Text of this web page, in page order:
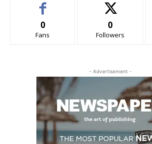
0
Fans
0
Followers
- Advertisement -